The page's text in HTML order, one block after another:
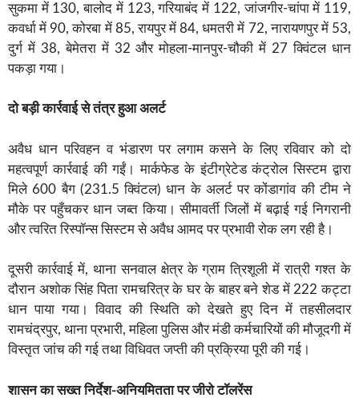
सुकमा में 130, बालोद में 123, गरियाबंद में 122, जांजगीर-चांपा में 119,
कवर्धा में 90, कोरबा में 85, रायपुर में 84, धमतरी में 72, नारायणपुर में 53,
दुर्ग में 38, बेमेतरा में 32 और मोहला-मानपुर-चौकी में 27 क्विंटल धान
पकड़ा गया।
दो बड़ी कार्रवाई से तंत्र हुआ अलर्ट
अवैध धान परिवहन व भंडारण पर लगाम कसने के लिए रविवार को दो
महत्वपूर्ण कार्रवाई की गईं। मार्कफेड के इंटीग्रेटेड कंट्रोल सिस्टम द्वारा
मिले 600 बैग (231.5 क्विंटल) धान के अलर्ट पर कोंडागांव की टीम ने
मौके पर पहुँचकर धान जब्त किया। सीमावर्ती जिलों में बढ़ाई गई निगरानी
और त्वरित रिस्पॉन्स सिस्टम से अवैध आमद पर प्रभावी रोक लग रही है।
दूसरी कार्रवाई में, थाना सनवाल क्षेत्र के ग्राम त्रिशूली में रात्री गश्त के
दौरान अशोक सिंह पिता रामचरित्र के घर के बाहर बने शेड में 222 कट्टा
धान पाया गया। विवाद की स्थिति को देखते हुए दिन में तहसीलदार
रामचंद्रपुर, थाना प्रभारी, महिला पुलिस और मंडी कर्मचारियों की मौजूदगी में
विस्तृत जांच की गई तथा विधिवत जप्ती की प्रक्रिया पूरी की गई।
शासन का सख्त निर्देश-अनियमितता पर जीरो टॉलरेंस